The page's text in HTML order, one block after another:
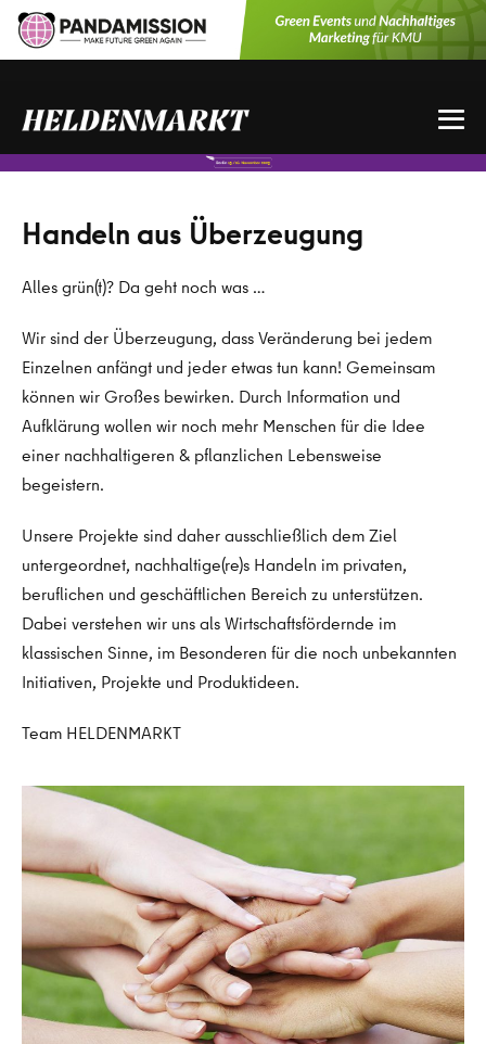
Zum
Inhalt
Handeln aus Überzeugung
Alles grün(t)? Da geht noch was …
Wir sind der Überzeugung, dass Veränderung bei jedem
Einzelnen anfängt und jeder etwas tun kann! Gemeinsam
können wir Großes bewirken. Durch Information und
Aufklärung wollen wir noch mehr Menschen für die Idee
einer nachhaltigeren & pflanzlichen Lebensweise
begeistern.
Unsere Projekte sind daher ausschließlich dem Ziel
untergeordnet, nachhaltige(re)s Handeln im privaten,
beruflichen und geschäftlichen Bereich zu unterstützen.
Dabei verstehen wir uns als Wirtschaftsfördernde im
klassischen Sinne, im Besonderen für die noch unbekannten
Initiativen, Projekte und Produktideen.
Team HELDENMARKT